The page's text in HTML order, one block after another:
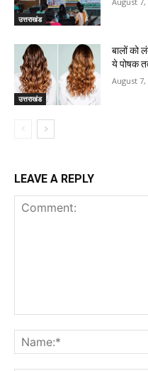
उत्तराखंड
उत्तराखंड
बालों को
ये पोषक
August 7,
LEAVE A REPLY